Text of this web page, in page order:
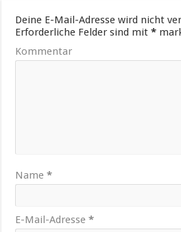
Deine E-Mail-Adresse wird nicht
Erforderliche Felder sind mit*
Kommentar
Name*
E-Mail-Adresse*